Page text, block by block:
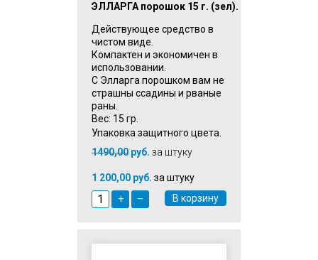
ЭЛЛАРГА порошок 15 г. (зел).
Действующее средство в
чистом виде.
Компактен и экономичен в
использовании.
С Элларга порошком вам не
страшны ссадины и рваные
раны.
Вес: 15 гр.
Упаковка защитного цвета.
1490,00 руб. за штуку
1 200,00 руб. за штуку
+
– В корзину